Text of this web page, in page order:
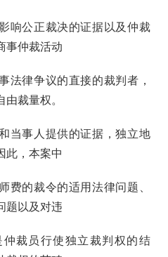
响公正裁决的证据以及仲裁
事仲裁活动
法律争议的直接的裁判者，
裁量权。
当事人提供的证据，独立地
此，本案中
费的裁令的适用法律问题、
题以及对违
裁员行使独立裁判权的结